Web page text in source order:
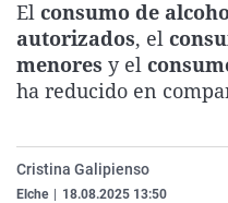
El consumo de
autorizados, el
menores y el
ha reducido en
Cristina Galipienso
Elche 18.08.2025 13:50